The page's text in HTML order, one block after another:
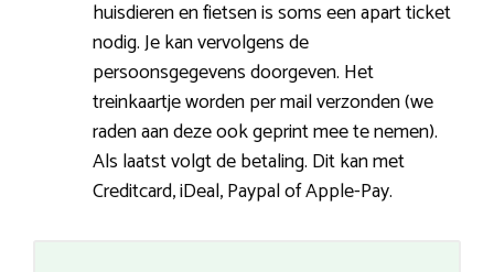
huisdieren en fietsen is soms een apart ticket
nodig. Je kan vervolgens de
persoonsgegevens doorgeven. Het
treinkaartje worden per mail verzonden (we
raden aan deze ook geprint mee te nemen).
Als laatst volgt de betaling. Dit kan met
Creditcard, iDeal, Paypal of Apple-Pay.